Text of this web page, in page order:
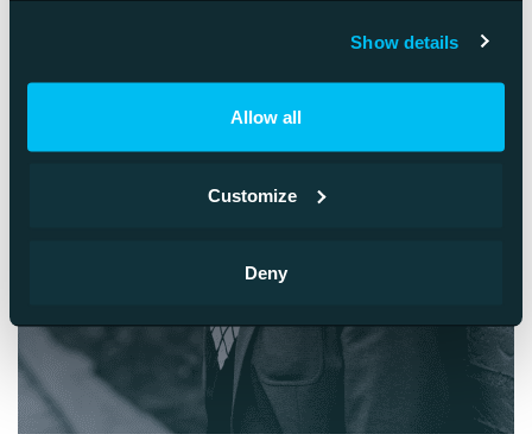
Show details
Allow all
Customize
Deny